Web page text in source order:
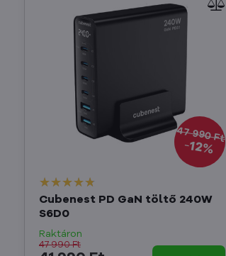
47 990 Ft
12%
Cubenest PD GaN töltő 240W
S6D0
Raktáron
47 990 Ft